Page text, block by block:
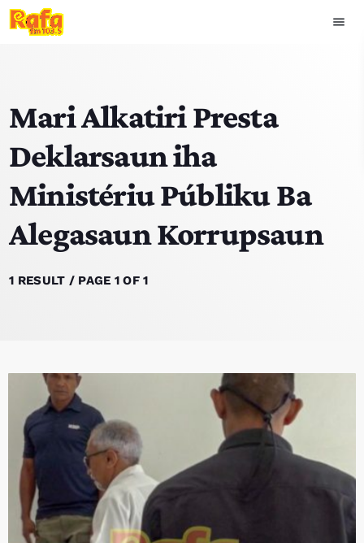
menu
play_arrow OUVIR RAFA
HOME
NOTISIA
EKIPA
PROGRAMA SIRA
VÍDEO SIRA
EVENTU SIRA
KONTAKTU SIRA
Mari Alkatiri Presta
Deklarsaun iha
Ministériu Públiku Ba
Alegasaun Korrupsaun
1 RESULT / PAGE 1 OF 1